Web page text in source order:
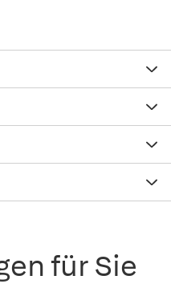
für Sie